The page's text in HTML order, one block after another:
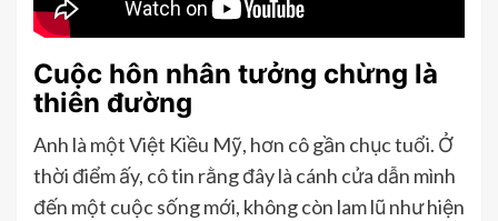
Cuộc hôn nhân tưởng chừng là
thiên đường
Anh là một Việt Kiều Mỹ, hơn cô gần chục tuổi. Ở
thời điểm ấy, cô tin rằng đây là cánh cửa dẫn mình
đến một cuộc sống mới, không còn lam lũ như hiện